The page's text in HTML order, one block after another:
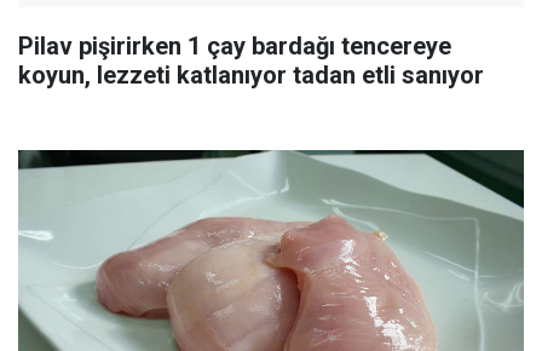
Pilav pişirirken 1 çay bardağı tencereye
koyun, lezzeti katlanıyor tadan etli sanıyor